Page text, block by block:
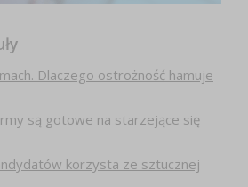
Dlaczego ostrożność hamuje
są gotowe na starzejące się
korzysta ze sztucznej